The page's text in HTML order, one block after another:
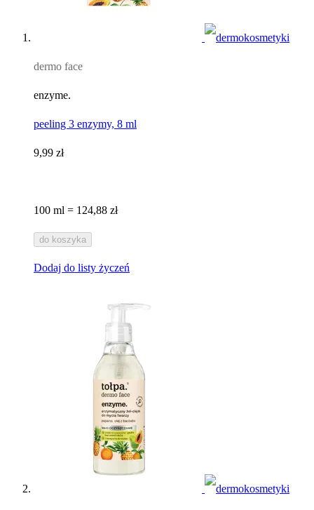
dermo face
enzyme.
peeling 3 enzymy, 8 ml
9,99 zł
100 ml = 124,88 zł
do koszyka
Dodaj do listy życzeń